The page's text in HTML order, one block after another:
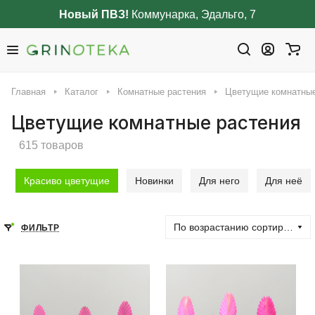
Новый ПВЗ! Коммунарка, Эдальго, 7
Главная Каталог Комнатные растения Цветущие
Цветущие комнатные растения
615 товаров
Новинки Для него Для неё
Красиво цветущие
ФИЛЬТР